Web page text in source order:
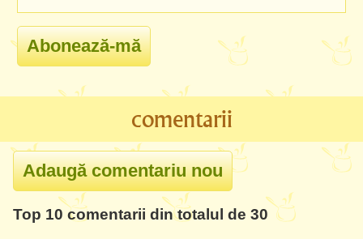
comentarii
Top 10 comentarii din totalul de 30